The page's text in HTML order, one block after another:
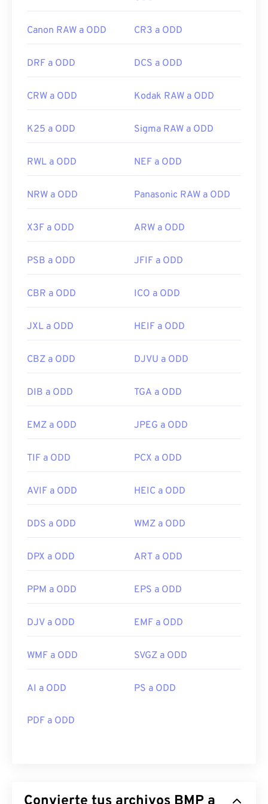
Canon RAW a ODD CR3 a ODD
DRF a ODD DCS a ODD
CRW a ODD Kodak RAW a ODD
K25 a ODD Sigma RAW a ODD
RWL a ODD NEF a ODD
NRW a ODD Panasonic RAW a ODD
X3F a ODD ARW a ODD
PSB a ODD JFIF a ODD
CBR a ODD ICO a ODD
JXL a ODD HEIF a ODD
CBZ a ODD DJVU a ODD
DIB a ODD TGA a ODD
EMZ a ODD JPEG a ODD
TIF a ODD PCX a ODD
AVIF a ODD HEIC a ODD
DDS a ODD WMZ a ODD
DPX a ODD ART a ODD
PPM a ODD EPS a ODD
DJV a ODD EMF a ODD
WMF a ODD SVGZ a ODD
AI a ODD PS a ODD
PDF a ODD